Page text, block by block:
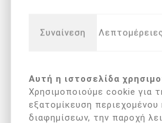
Η χειρολαβή μικρο-λεπίδων
επαγγελματικό εργαλείο
χρήσης των μικρο-λεπίδων
Συναίνεση Λεπτομέρειες
Αυτή η ιστοσελίδα
Χρησιμοποιούμε cookie για
εξατομίκευση περιεχομένου
διαφημίσεων, την παροχή